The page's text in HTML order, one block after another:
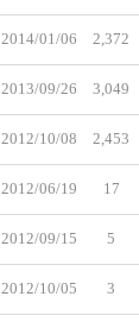
2014/01/06 2,372
2013/09/26 3,049
2012/10/08 2,453
2012/06/19 17
2012/09/15 5
2012/10/05 3